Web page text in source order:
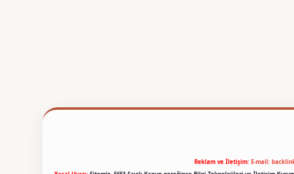
Reklam ve İletişim: E-mail: